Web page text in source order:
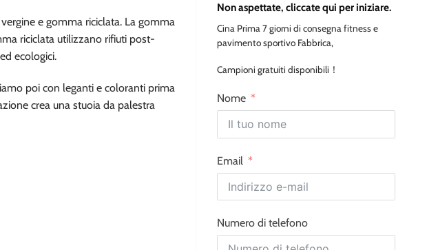
e gomma riciclata. La gomma
riciclata utilizzano rifiuti post-
ecologici.
poi con leganti e coloranti prima
crea una stuoia da palestra
Non aspettate, cliccate qui per iniziare.
Cina Prima 7 giorni di consegna fitness e
pavimento sportivo Fabbrica,
Campioni gratuiti disponibili！
Nome
Email
Numero di telefono